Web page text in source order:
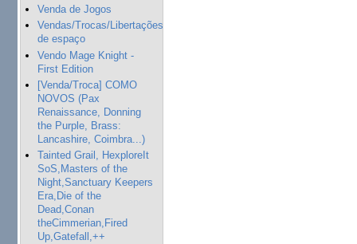
Venda de Jogos
Vendas/Trocas/Libertações
de espaço
Vendo Mage Knight -
First Edition
[Venda/Troca] COMO
NOVOS (Pax
Renaissance, Donning
the Purple, Brass:
Lancashire, Coimbra...)
Tainted Grail, HexploreIt
SoS,Masters of the
Night,Sanctuary Keepers
Era,Die of the
Dead,Conan
theCimmerian,Fired
Up,Gatefall,++